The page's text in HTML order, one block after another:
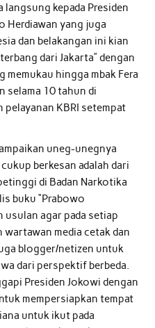
kepada Presiden
Herdiawan yang juga
dan belakangan ini kian
dari Jakarta” dengan
hingga mbak Fera
selama 10 tahun di
KBRI setempat
uneg-unegnya
berkesan adalah dari
di Badan Narkotika
buku “Prabowo
usulan agar pada setiap
wartawan media cetak dan
blogger/netizen untuk
dari perspektif berbeda.
Presiden Jokowi dengan
mempersiapkan tempat
untuk ikut pada